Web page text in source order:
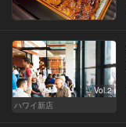
Vol.2
ハワイ新店